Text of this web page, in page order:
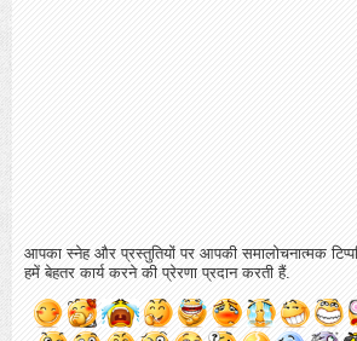
आपका स्नेह और प्रस्तुतियों पर आपकी समालोचनात्मक
हमें बेहतर कार्य करने की प्रेरणा प्रदान करती हैं.